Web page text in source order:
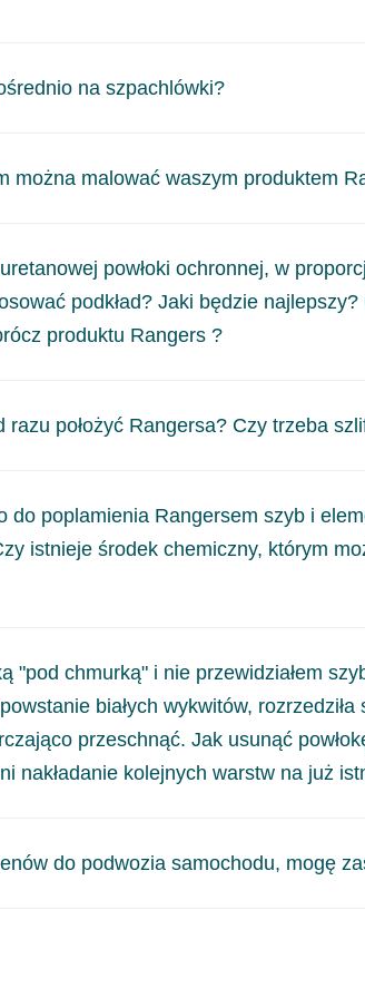
na szpachlówki?
Szpachlówki należy odizolować
można malować waszym produktem
lakierniczych to 15°C.
pomiarowe. Jeżeli nie posiadamy
15°C.
powłoki ochronnej, w
podkład? Jaki będzie
produktu Rangers ?
to po odpowiednim
pod odpowiednią naprawę.
razu położyć Rangersa? Czy trzeba
do poplamienia Rangersem szyb i
istnieje środek chemiczny, którym
najmniej inwazyjnych do
powierzchnię, powinien dać się
podłoża. Pozostaje usuwanie
"pod chmurką" i nie przewidziałem
białych wykwitów,
przeschnąć. Jak usunąć
nakładanie kolejnych warstw na już
powłoki wykonanej preparatem
do podwozia samochodu, mogę